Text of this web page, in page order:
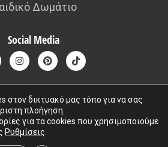
Δωμάτιο
Social Media
kafousis All rights reserved. Created by
Iworx
στον δικτυακό μας τόπο για να σας
πλοήγηση.
για τα cookies που χρησιμοποιούμε
Ρυθμίσεις